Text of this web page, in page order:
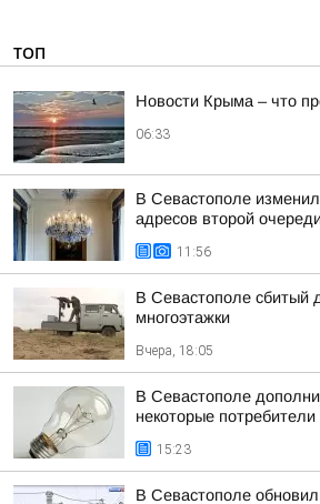
ТОП
Новости Крыма – что
06:33
В Севастополе
адресов второй
11:56
В Севастополе сбитый
многоэтажки
Вчера, 18:05
В Севастополе
некоторые
15:23
В Севастополе